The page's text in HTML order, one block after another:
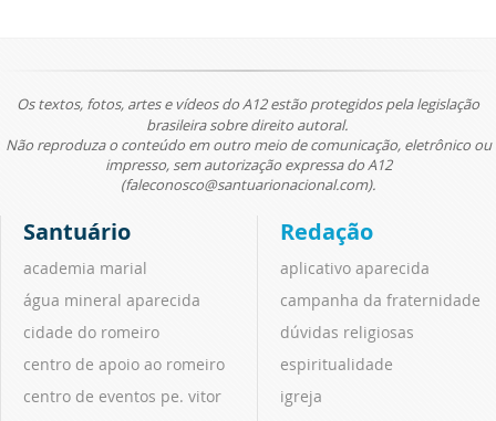
Os textos, fotos, artes e vídeos do A12 estão protegidos pela legislação
brasileira sobre direito autoral.
Não reproduza o conteúdo em outro meio de comunicação, eletrônico ou
impresso, sem autorização expressa do A12
(faleconosco@santuarionacional.com).
Santuário
academia marial
água mineral aparecida
cidade do romeiro
centro de apoio ao romeiro
centro de eventos pe. vitor
Redação
aplicativo aparecida
campanha da fraternidade
dúvidas religiosas
espiritualidade
igreja